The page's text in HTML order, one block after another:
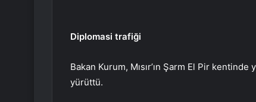
Diplomasi trafiği
Bakan Kurum, Mısır’ın Şarm El Pir
yürüttü.